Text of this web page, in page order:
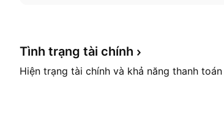
Tình trạng tài chính
Hiện trạng tài chính và khả năng thanh